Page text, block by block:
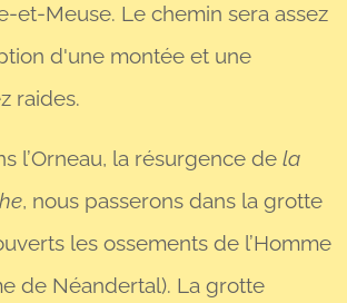
et-Meuse. Le chemin sera assez
d'une montée et une
raides.
l’Orneau, la résurgence de la
, nous passerons dans la grotte
les ossements de l’Homme
de Néandertal). La grotte